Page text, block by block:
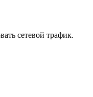
сетевой трафик.